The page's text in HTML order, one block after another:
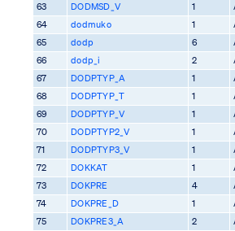
63
DODMSD_V 1
64
dodmuko 1
65
dodp 6
66
dodp_i 2
67
DODPTYP_A 1
68
DODPTYP_T 1
69
DODPTYP_V 1
70
DODPTYP2_V 1
71
DODPTYP3_V 1
72
DOKKAT 1
73
DOKPRE 4
74
DOKPRE_D 1
75
DOKPRE3_A 2